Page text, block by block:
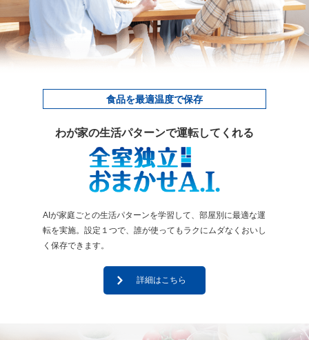
食品を最適温度で保存
わが家の生活パターンで運転してくれる
AIが家庭ごとの生活パターンを学習して、部屋別に最適な運
転を実施。設定１つで、誰が使ってもラクにムダなくおいし
く保存できます。
詳細はこちら